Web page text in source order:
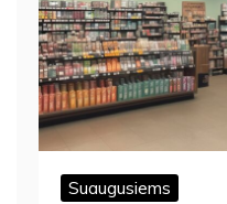
Suaugusiems